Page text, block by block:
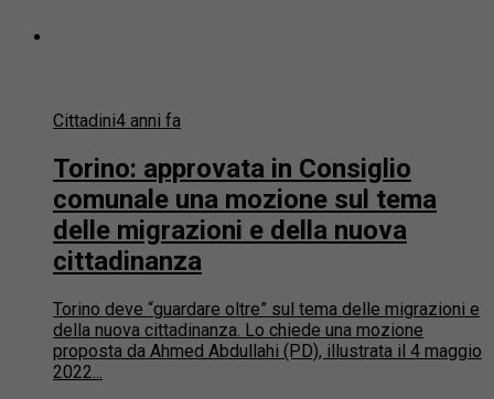
Cittadini4 anni fa
Torino: approvata in Consiglio
comunale una mozione sul tema
delle migrazioni e della nuova
cittadinanza
Torino deve “guardare oltre” sul tema delle migrazioni e
della nuova cittadinanza. Lo chiede una mozione
proposta da Ahmed Abdullahi (PD), illustrata il 4 maggio
2022...